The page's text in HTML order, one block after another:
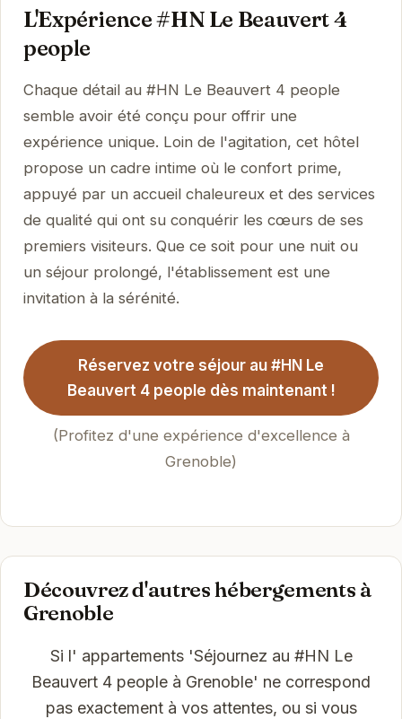
L'Expérience #HN Le Beauvert 4
people
Chaque détail au #HN Le Beauvert 4 people
semble avoir été conçu pour offrir une
expérience unique. Loin de l'agitation, cet hôtel
propose un cadre intime où le confort prime,
appuyé par un accueil chaleureux et des services
de qualité qui ont su conquérir les cœurs de ses
premiers visiteurs. Que ce soit pour une nuit ou
un séjour prolongé, l'établissement est une
invitation à la sérénité.
Réservez votre séjour au #HN Le
Beauvert 4 people dès maintenant !
(Profitez d'une expérience d'excellence à
Grenoble)
Découvrez d'autres hébergements à
Grenoble
Si l' appartements 'Séjournez au #HN Le
Beauvert 4 people à Grenoble' ne correspond
pas exactement à vos attentes, ou si vous